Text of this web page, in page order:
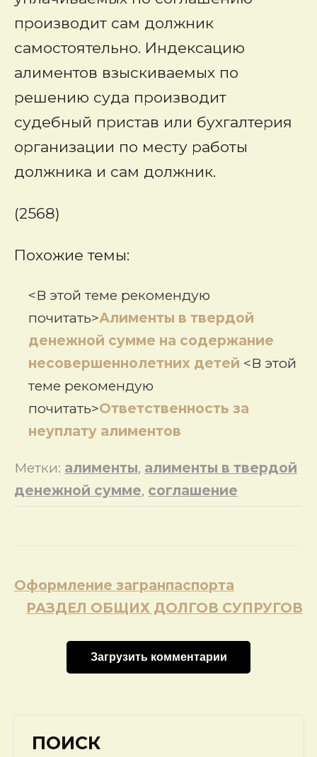
производит сам должник
самостоятельно. Индексацию
алиментов взыскиваемых по
решению суда производит
судебный пристав или бухгалтерия
организации по месту работы
должника и сам должник.
(2568)
Похожие темы:
<В этой теме рекомендую
почитать>Алименты в твердой
денежной сумме на содержание
несовершеннолетних детей <В этой
теме рекомендую
почитать>Ответственность за
неуплату алиментов
Метки: алименты, алименты в твердой
денежной сумме, соглашение
Навигация
по
Оформление загранпаспорта
РАЗДЕЛ ОБЩИХ ДОЛГОВ СУПРУГОВ
Загрузить комментарии
ПОИСК